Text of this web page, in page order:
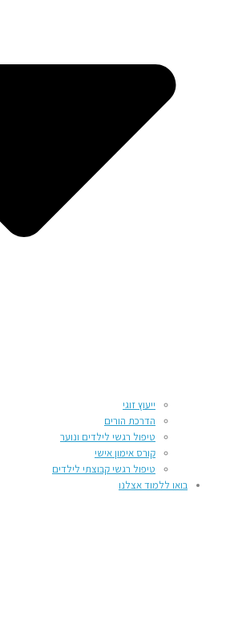
ייעוץ זוגי
הדרכת הורים
טיפול רגשי לילדים ונוער
קורס אימון אישי
טיפול רגשי קבוצתי לילדים
בואו ללמוד אצלנו